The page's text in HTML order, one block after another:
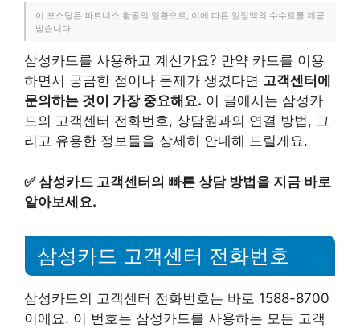
이 포스팅은 파트너스 활동의 일환으로, 이에 따른 일정액의 수수료를 제공
받습니다.
삼성카드를 사용하고 계신가요? 만약 카드를 이용
하면서 궁금한 점이나 문제가 생겼다면 고객센터에
문의하는 것이 가장 중요해요. 이 글에서는 삼성카
드의 고객센터 전화번호, 상담원과의 연결 방법, 그
리고 유용한 정보들을 상세히 안내해 드릴게요.
✅삼성카드 고객센터의 빠른 상담 방법을 지금 바로
알아보세요.
삼성카드 고객센터 전화번호
삼성카드의 고객센터 전화번호는 바로 1588-8700
이에요. 이 번호는 삼성카드를 사용하는 모든 고객